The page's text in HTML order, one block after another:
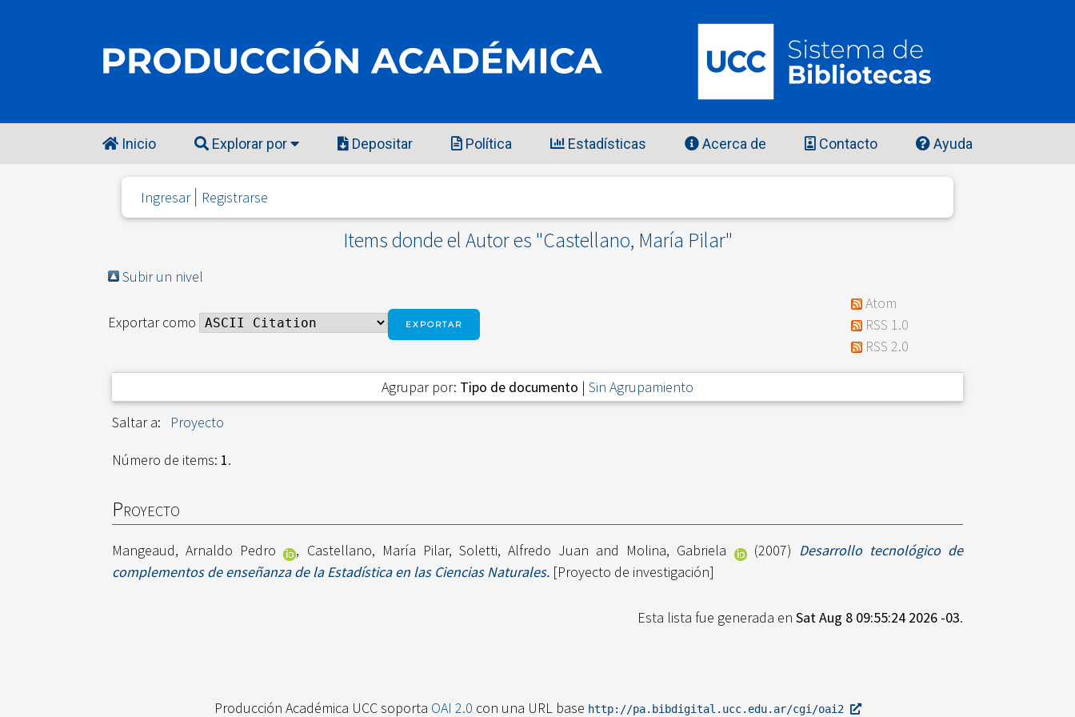
Inicio Explorar por Depositar Política Estadísticas Acerca de Contacto Ayuda
Ingresar Registrarse
Items donde el Autor es "Castellano, María Pilar"
Subir un nivel
Exportar como
Atom
RSS 1.0
RSS 2.0
Agrupar por: Tipo de documento | Sin Agrupamiento
Saltar a:
Proyecto
Número de items: 1.
Proyecto
Mangeaud, Arnaldo Pedro , Castellano, María Pilar, Soletti, Alfredo Juan and Molina, Gabriela (2007) Desarrollo tecnológico de
complementos de enseñanza de la Estadística en las Ciencias Naturales. [Proyecto de investigación]
Esta lista fue generada en Sat Aug 8 09:55:24 2026 -03.
Producción Académica UCC soporta OAI 2.0 con una URL base http://pa.bibdigital.ucc.edu.ar/cgi/oai2